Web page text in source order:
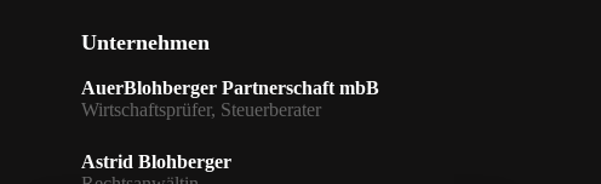
Unternehmen
AuerBlohberger Partnerschaft mbB
Wirtschaftsprüfer, Steuerberater
Astrid Blohberger